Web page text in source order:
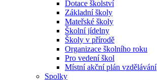
Dotace školství
Základní školy
Mateřské školy
Školní jídelny
Školy v přírodě
Organizace školního roku
Pro vedení škol
Místní akční plán vzdělávání
Spolky